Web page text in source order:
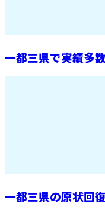
一都三県で実績多
一都三県の原状回